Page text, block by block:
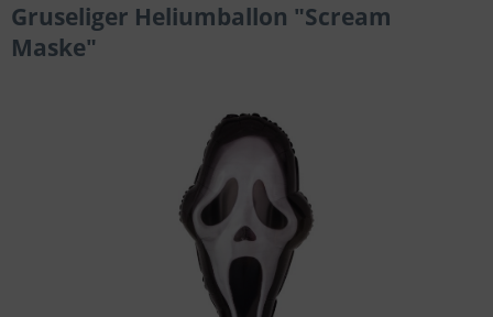
Gruseliger Heliumballon "Scream
Maske"